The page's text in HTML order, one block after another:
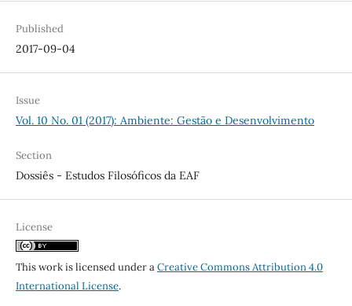
Published
2017-09-04
Issue
Vol. 10 No. 01 (2017): Ambiente: Gestão e Desenvolvimento
Section
Dossiês - Estudos Filosóficos da EAF
License
This work is licensed under aCreative Commons Attribution 4.0
International License.